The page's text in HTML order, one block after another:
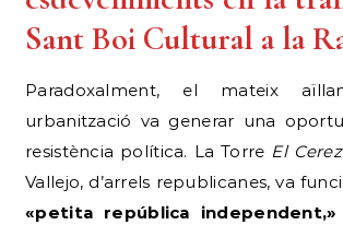
Sant Boi Cultural a la
Paradoxalment, el mateix
urbanització va generar una
resistència política. La Torre El
Vallejo, d’arrels republicanes, va
«petita república independent,»